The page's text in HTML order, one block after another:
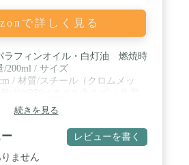
で詳しく見る
ラフィンオイル・白灯油 燃焼時
200ml / サイズ
/ 材質/スチール（クロムメッ
続きを見る
レビューを書く
ません